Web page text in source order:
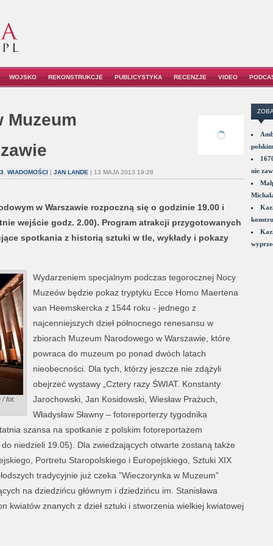
WOJSKO REKONSTRUKCJE PUBLICYSTYKA RECENZJE VIDEO
Muzeum
, WIADOMOŚCI| JAN LANDE | 13 MAJA 2013 19:28
w Warszawie rozpoczną się o godzinie 19.00 i
wejście godz. 2.00). Program atrakcji przygotowanych
spotkania z historią sztuki w tle, wykłady i pokazy
fot.
Wydarzeniem specjalnym podczas tegorocznej Nocy
Muzeów będzie pokaz tryptyku Ecce Homo Maertena
van Heemskercka z 1544 roku - jednego z
najcenniejszych dzieł północnego renesansu w
zbiorach Muzeum Narodowego w Warszawie, które
powraca do muzeum po ponad dwóch latach
nieobecności. Dla tych, którzy jeszcze nie zdążyli
obejrzeć wystawy „Cztery razy ŚWIAT. Konstanty
Jarochowski, Jan Kosidowski, Wiesław Prażuch,
Władysław Sławny – fotoreporterzy tygodnika
szansa na spotkanie z polskim fotoreportażem
niedzieli 19.05). Dla zwiedzających otwarte zostaną także
Portretu Staropolskiego i Europejskiego, Sztuki XIX
tradycyjnie już czeka ”Wieczorynka w Muzeum”
na dziedzińcu głównym i dziedzińcu im. Stanisława
kwiatów znanych z dzieł sztuki i stworzenia wielkiej kwiatowej
nie